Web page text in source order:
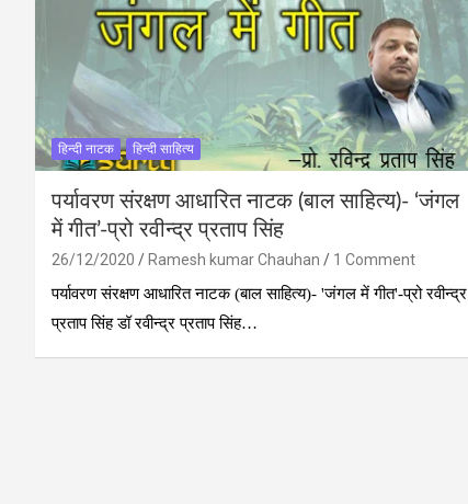
हिन्‍दी नाटक हिन्दी साहित्य
पर्यावरण संरक्षण आधारित नाटक (बाल साहित्‍य)- ‘जंगल
में गीत’-प्रो रवीन्द्र प्रताप सिंह
26/12/2020 Ramesh kumar Chauhan
1 Comment
पर्यावरण संरक्षण आधारित नाटक (बाल साहित्‍य)- 'जंगल में गीत'-प्रो रवीन्द्र
प्रताप सिंह डॉ रवीन्द्र प्रताप सिंह…